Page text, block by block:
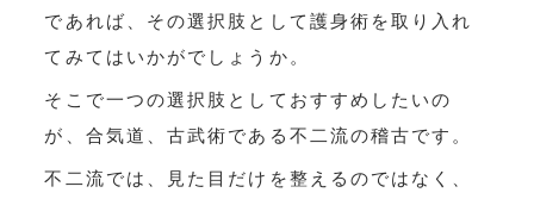
であれば、その選択肢として護身術を取り入れ
てみてはいかがでしょうか。
そこで一つの選択肢としておすすめしたいの
が、合気道、古武術である不二流の稽古です。
不二流では、見た目だけを整えるのではなく、